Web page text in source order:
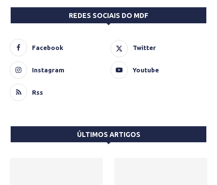
REDES SOCIAIS DO MDF
Facebook Twitter
Instagram Youtube
Rss
ÚLTIMOS ARTIGOS